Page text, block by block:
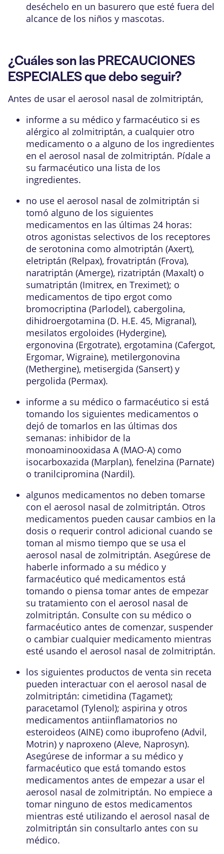
deséchelo en un basurero que esté fuera del
alcance de los niños y mascotas.
¿Cuáles son las PRECAUCIONES
ESPECIALES que debo seguir?
Antes de usar el aerosol nasal de zolmitriptán,
informe a su médico y farmacéutico si es
alérgico al zolmitriptán, a cualquier otro
medicamento o a alguno de los ingredientes
en el aerosol nasal de zolmitriptán. Pídale a
su farmacéutico una lista de los
ingredientes.
no use el aerosol nasal de zolmitriptán si
tomó alguno de los siguientes
medicamentos en las últimas 24 horas:
otros agonistas selectivos de los receptores
de serotonina como almotriptán (Axert),
eletriptán (Relpax), frovatriptán (Frova),
naratriptán (Amerge), rizatriptán (Maxalt) o
sumatriptán (Imitrex, en Treximet); o
medicamentos de tipo ergot como
bromocriptina (Parlodel), cabergolina,
dihidroergotamina (D. H.E. 45, Migranal),
mesilatos ergoloides (Hydergine),
ergonovina (Ergotrate), ergotamina (Cafergot,
Ergomar, Wigraine), metilergonovina
(Methergine), metisergida (Sansert) y
pergolida (Permax).
informe a su médico o farmacéutico si está
tomando los siguientes medicamentos o
dejó de tomarlos en las últimas dos
semanas: inhibidor de la
monoaminooxidasa A (MAO-A) como
isocarboxazida (Marplan), fenelzina (Parnate)
o tranilcipromina (Nardil).
algunos medicamentos no deben tomarse
con el aerosol nasal de zolmitriptán. Otros
medicamentos pueden causar cambios en la
dosis o requerir control adicional cuando se
toman al mismo tiempo que se usa el
aerosol nasal de zolmitriptán. Asegúrese de
haberle informado a su médico y
farmacéutico qué medicamentos está
tomando o piensa tomar antes de empezar
su tratamiento con el aerosol nasal de
zolmitriptán. Consulte con su médico o
farmacéutico antes de comenzar, suspender
o cambiar cualquier medicamento mientras
esté usando el aerosol nasal de zolmitriptán.
los siguientes productos de venta sin receta
pueden interactuar con el aerosol nasal de
zolmitriptán: cimetidina (Tagamet);
paracetamol (Tylenol); aspirina y otros
medicamentos antiinflamatorios no
esteroideos (AINE) como ibuprofeno (Advil,
Motrin) y naproxeno (Aleve, Naprosyn).
Asegúrese de informar a su médico y
farmacéutico que está tomando estos
medicamentos antes de empezar a usar el
aerosol nasal de zolmitriptán. No empiece a
tomar ninguno de estos medicamentos
mientras esté utilizando el aerosol nasal de
zolmitriptán sin consultarlo antes con su
médico.